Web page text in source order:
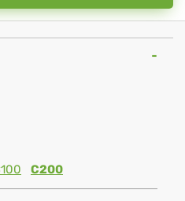
C200